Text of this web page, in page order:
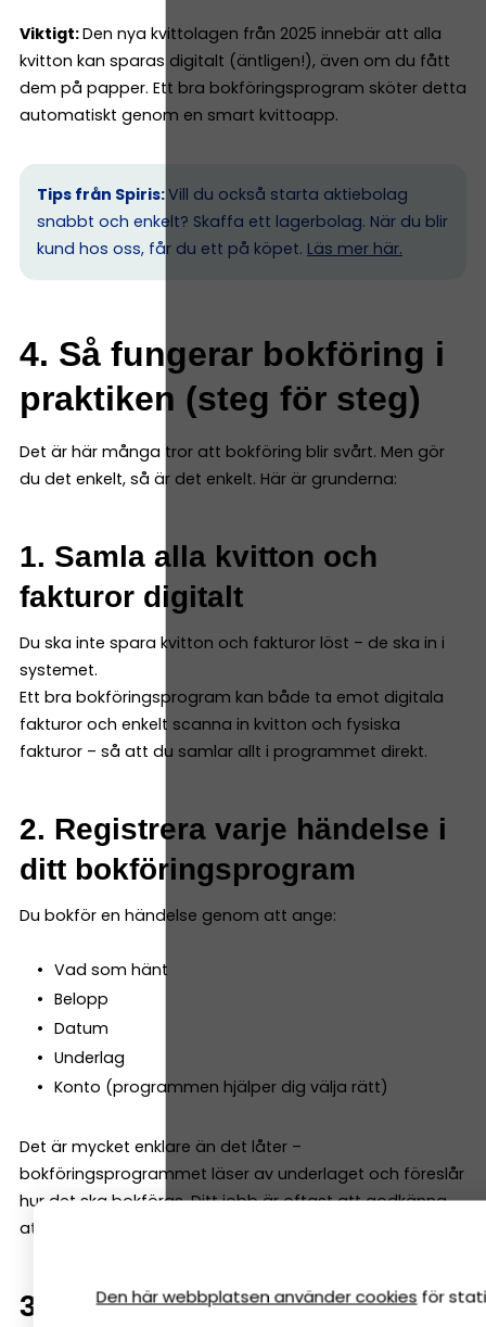
Viktigt:Den nya kvittolagen från 2025 innebär att alla
kvitton kan sparas digitalt (äntligen!), även om du fått
dem på papper. Ett bra bokföringsprogram sköter detta
automatiskt genom en smart kvittoapp.
Tips från Spiris:Vill du också starta aktiebolag
snabbt och enkelt? Skaffa ett lagerbolag. När du blir
kund hos oss, får du ett på köpet. Läs mer här.
4. Så fungerar bokföring i
praktiken (steg för steg)
Det är här många tror att bokföring blir svårt. Men gör
du det enkelt, så är det enkelt. Här är grunderna:
1. Samla alla kvitton och
fakturor digitalt
Du ska inte spara kvitton och fakturor löst – de ska in i
systemet.
Ett bra bokföringsprogram kan både ta emot digitala
fakturor och enkelt scanna in kvitton och fysiska
fakturor – så att du samlar allt i programmet direkt.
2. Registrera varje händelse i
ditt bokföringsprogram
Du bokför en händelse genom att ange:
Vad som hänt
Belopp
Datum
Underlag
Konto (programmen hjälper dig välja rätt)
Det är mycket enklare än det låter –
bokföringsprogrammet läser av underlaget och föreslår
hur det ska bokföras. Ditt jobb är oftast att godkänna
att allt se ok ut!
3. Matcha bokföringen mot
Den här webbplatsen använder cookies för